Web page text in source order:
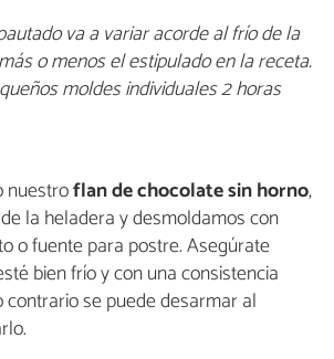
va a variar acorde al frío de la
o menos el estipulado en la receta.
moldes individuales 2 horas
nuestroflan de chocolate sin horno,
la heladera y desmoldamos con
o fuente para postre. Asegúrate
bien frío y con una consistencia
contrario se puede desarmar al